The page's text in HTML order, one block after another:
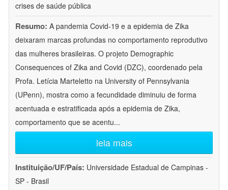
crises de saúde pública
Resumo: A pandemia Covid-19 e a epidemia de Zika
deixaram marcas profundas no comportamento reprodutivo
das mulheres brasileiras. O projeto Demographic
Consequences of Zika and Covid (DZC), coordenado pela
Profa. Letícia Marteletto na University of Pennsylvania
(UPenn), mostra como a fecundidade diminuiu de forma
acentuada e estratificada após a epidemia de Zika,
comportamento que se acentu...
leia mais
Instituição/UF/País: Universidade Estadual de Campinas -
SP - Brasil